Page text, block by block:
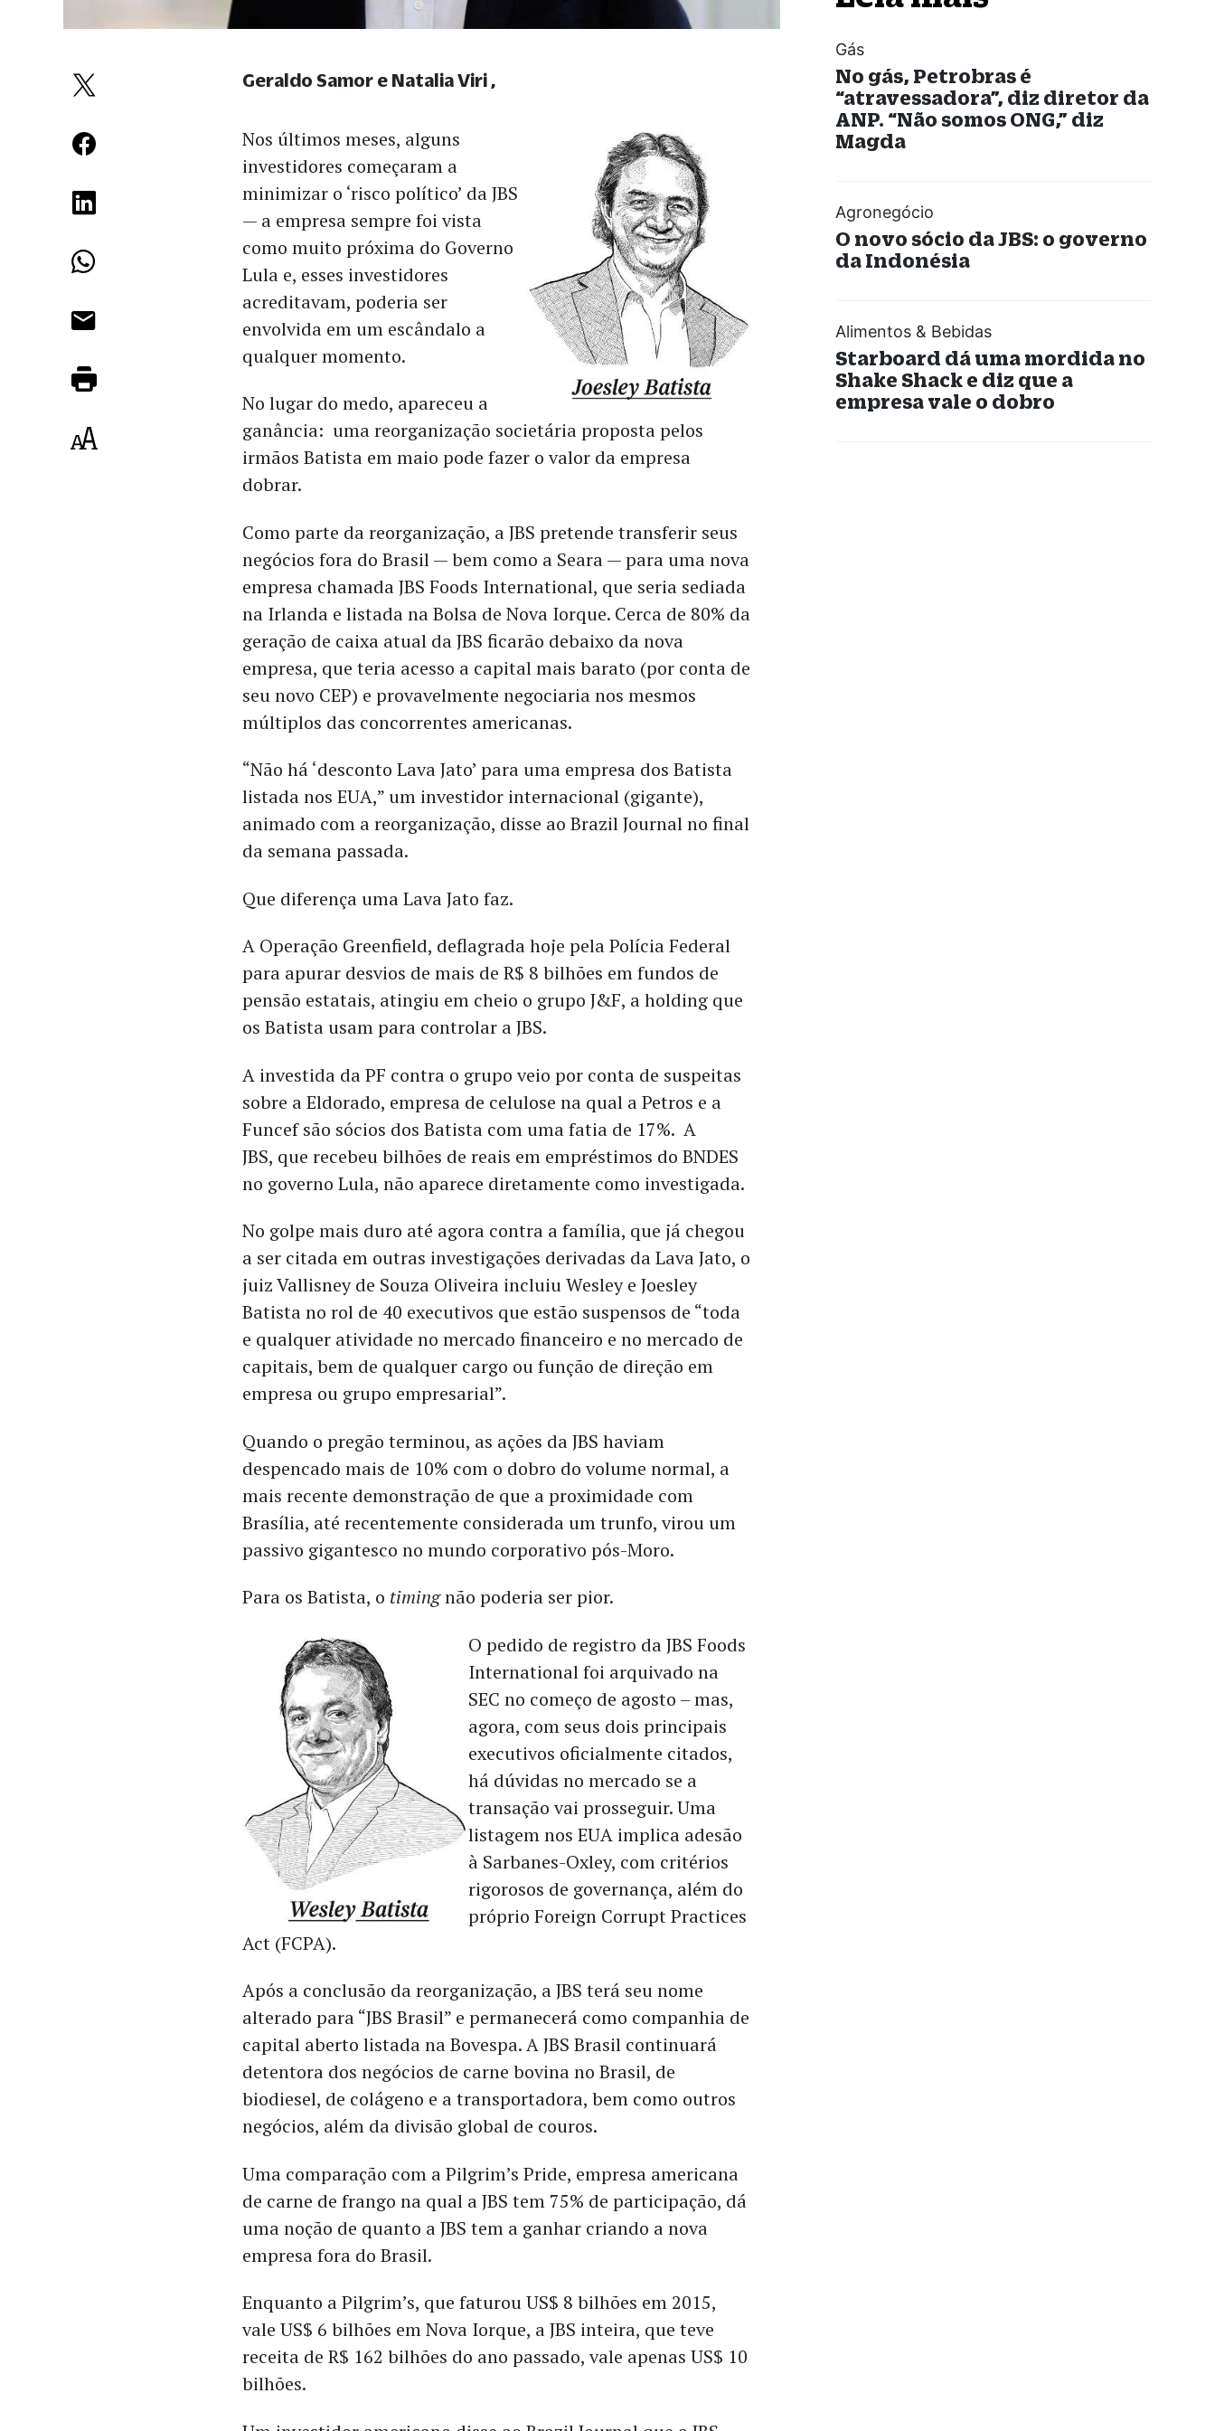
Nos últimos meses, alguns
investidores começaram a
minimizar o ‘risco político’ da JBS
— a empresa sempre foi vista
como muito próxima do Governo
Lula e, esses investidores
acreditavam, poderia ser
envolvida em um escândalo a
qualquer momento.
No lugar do medo, apareceu a
ganância: uma reorganização societária proposta pelos
irmãos Batista em maio pode fazer o valor da empresa
dobrar.
Como parte da reorganização, a JBS pretende transferir seus
negócios fora do Brasil — bem como a Seara — para uma nova
empresa chamada JBS Foods International, que seria sediada
na Irlanda e listada na Bolsa de Nova Iorque. Cerca de 80% da
geração de caixa atual da JBS ficarão debaixo da nova
empresa, que teria acesso a capital mais barato (por conta de
seu novo CEP) e provavelmente negociaria nos mesmos
múltiplos das concorrentes americanas.
“Não há ‘desconto Lava Jato’ para uma empresa dos Batista
listada nos EUA,” um investidor internacional (gigante),
animado com a reorganização, disse ao Brazil Journal no final
da semana passada.
Que diferença uma Lava Jato faz.
A Operação Greenfield, deflagrada hoje pela Polícia Federal
para apurar desvios de mais de R$ 8 bilhões em fundos de
pensão estatais, atingiu em cheio o grupo J&F, a holding que
os Batista usam para controlar a JBS.
A investida da PF contra o grupo veio por conta de suspeitas
sobre a Eldorado, empresa de celulose na qual a Petros e a
Funcef são sócios dos Batista com uma fatia de 17%. A
JBS, que recebeu bilhões de reais em empréstimos do BNDES
no governo Lula, não aparece diretamente como investigada.
No golpe mais duro até agora contra a família, que já chegou
a ser citada em outras investigações derivadas da Lava Jato, o
juiz Vallisney de Souza Oliveira incluiu Wesley e Joesley
Batista no rol de 40 executivos que estão suspensos de “toda
e qualquer atividade no mercado financeiro e no mercado de
capitais, bem de qualquer cargo ou função de direção em
empresa ou grupo empresarial”.
Quando o pregão terminou, as ações da JBS haviam
despencado mais de 10% com o dobro do volume normal, a
mais recente demonstração de que a proximidade com
Brasília, até recentemente considerada um trunfo, virou um
passivo gigantesco no mundo corporativo pós-Moro.
Para os Batista, o timingnão poderia ser pior.
O pedido de registro da JBS Foods
International foi arquivado na
SEC no começo de agosto – mas,
agora, com seus dois principais
executivos oficialmente citados,
há dúvidas no mercado se a
transação vai prosseguir. Uma
listagem nos EUA implica adesão
à Sarbanes-Oxley, com critérios
rigorosos de governança, além do
próprio Foreign Corrupt Practices
Act (FCPA).
Após a conclusão da reorganização, a JBS terá seu nome
alterado para “JBS Brasil” e permanecerá como companhia de
capital aberto listada na Bovespa. A JBS Brasil continuará
detentora dos negócios de carne bovina no Brasil, de
biodiesel, de colágeno e a transportadora, bem como outros
negócios, além da divisão global de couros.
Uma comparação com a Pilgrim’s Pride, empresa americana
de carne de frango na qual a JBS tem 75% de participação, dá
uma noção de quanto a JBS tem a ganhar criando a nova
empresa fora do Brasil.
Enquanto a Pilgrim’s, que faturou US$ 8 bilhões em 2015,
vale US$ 6 bilhões em Nova Iorque, a JBS inteira, que teve
receita de R$ 162 bilhões do ano passado, vale apenas US$ 10
bilhões.
Geraldo Samor e Natalia Viri
Gás
No gás, Petrobras é
“atravessadora”, diz diretor da
ANP. “Não somos ONG,” diz
Magda
Agronegócio
O novo sócio da JBS: o governo
da Indonésia
Alimentos & Bebidas
Starboard dá uma mordida no
Shake Shack e diz que a
empresa vale o dobro